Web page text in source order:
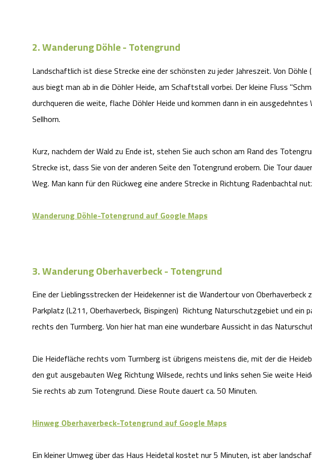
2. Wanderung Döhle - Totengrund
Landschaftlich ist diese Strecke eine der schönsten zu jeder Jahreszeit. Von
aus biegt man ab in die Döhler Heide, am Schaftstall vorbei. Der kleine Fluss
durchqueren die weite, flache Döhler Heide und kommen dann in ein
Sellhorn.
Kurz, nachdem der Wald zu Ende ist, stehen Sie auch schon am Rand des
Strecke ist, dass Sie von der anderen Seite den Totengrund erobern. Die Tour
Weg. Man kann für den Rückweg eine andere Strecke in Richtung Radenbachtal
Wanderung Döhle-Totengrund auf Google Maps
3. Wanderung Oberhaverbeck - Totengrund
Eine der Lieblingsstrecken der Heidekenner ist die Wandertour von
Parkplatz (L211, Oberhaverbeck, Bispingen) Richtung Naturschutzgebiet und ein
rechts den Turmberg. Von hier hat man eine wunderbare Aussicht in das
Die Heidefläche rechts vom Turmberg ist übrigens meistens die, mit der die
den gut ausgebauten Weg Richtung Wilsede, rechts und links sehen Sie weite
Sie rechts ab zum Totengrund. Diese Route dauert ca. 50 Minuten.
Hinweg Oberhaverbeck-Totengrund auf Google Maps
Ein kleiner Umweg über das Haus Heidetal kostet nur 5 Minuten, ist aber